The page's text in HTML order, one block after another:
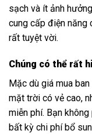
sạch và ít ảnh
cung cấp điện năng
rất tuyệt vời.
Chúng có thể rất
Mặc dù giá mua
mặt trời có vẻ cao,
miễn phí. Bạn
bất kỳ chi phí bổ